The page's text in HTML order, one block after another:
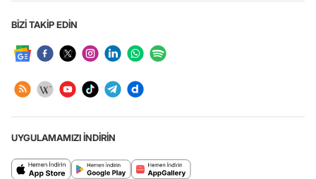
BİZİ TAKİP EDİN
UYGULAMAMIZI İNDİRİN